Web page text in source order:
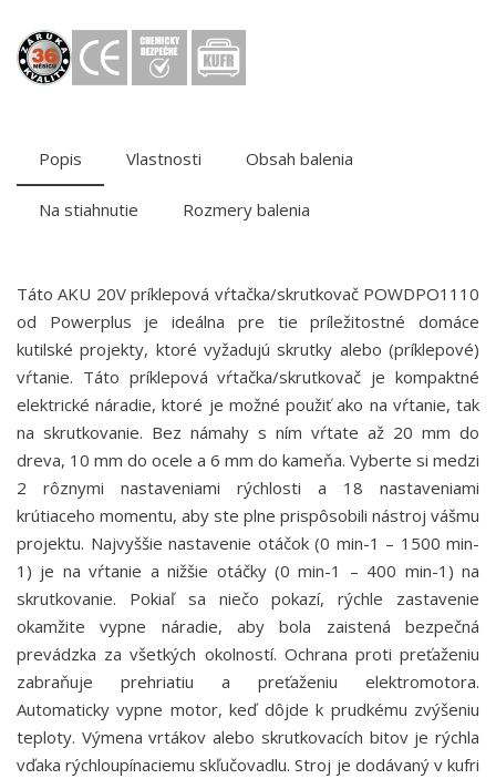
Popis Vlastnosti Obsah balenia
Na stiahnutie Rozmery balenia
Táto AKU 20V príklepová vŕtačka/skrutkovač POWDPO1110
od Powerplus je ideálna pre tie príležitostné domáce
kutilské projekty, ktoré vyžadujú skrutky alebo (príklepové)
vŕtanie. Táto príklepová vŕtačka/skrutkovač je kompaktné
elektrické náradie, ktoré je možné použiť ako na vŕtanie, tak
na skrutkovanie. Bez námahy s ním vŕtate až 20 mm do
dreva, 10 mm do ocele a 6 mm do kameňa. Vyberte si medzi
2 rôznymi nastaveniami rýchlosti a 18 nastaveniami
krútiaceho momentu, aby ste plne prispôsobili nástroj vášmu
projektu. Najvyššie nastavenie otáčok (0 min-1 – 1500 min-
1) je na vŕtanie a nižšie otáčky (0 min-1 – 400 min-1) na
skrutkovanie. Pokiaľ sa niečo pokazí, rýchle zastavenie
okamžite vypne náradie, aby bola zaistená bezpečná
prevádzka za všetkých okolností. Ochrana proti preťaženiu
zabraňuje prehriatiu a preťaženiu elektromotora.
Automaticky vypne motor, keď dôjde k prudkému zvýšeniu
teploty. Výmena vrtákov alebo skrutkovacích bitov je rýchla
vďaka rýchloupínaciemu skľučovadlu. Stroj je dodávaný v kufri